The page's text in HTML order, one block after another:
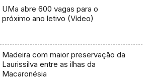
UMa abre 600 vagas para o
próximo ano letivo (Vídeo)
Madeira com maior preservação da
Laurissilva entre as ilhas da
Macaronésia